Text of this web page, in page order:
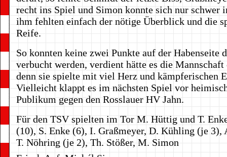
recht ins Spiel und Simon konnte sich nur schwer
ihm fehlten einfach der nötige Überblick und die
Reife.
So konnten keine zwei Punkte auf der Habenseite
verbucht werden, verdient hätte es die Mannschaft
denn sie spielte mit viel Herz und kämpferischen
Vielleicht klappt es im nächsten Spiel vor
Publikum gegen den Rosslauer HV Jahn.
Für den TSV spielten im Tor M. Hüttig und T.
(10), S. Enke (6), I. Graßmeyer, D. Kühling (je 3),
T. Nöhring (je 2), Th. Stößer, M. Simon